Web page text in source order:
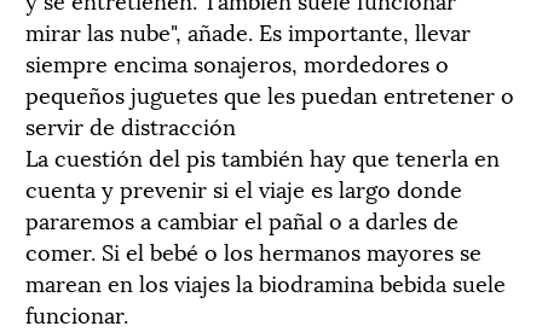
mirar las nube", añade. Es importante, llevar
siempre encima sonajeros, mordedores o
pequeños juguetes que les puedan entretener o
servir de distracción
La cuestión del pis también hay que tenerla en
cuenta y prevenir si el viaje es largo donde
pararemos a cambiar el pañal o a darles de
comer. Si el bebé o los hermanos mayores se
marean en los viajes la biodramina bebida suele
funcionar.